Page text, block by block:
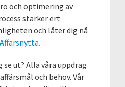
och optimering av
stärker ert
och låter dig nå
ut? Alla våra uppdrag
och behov. Vår